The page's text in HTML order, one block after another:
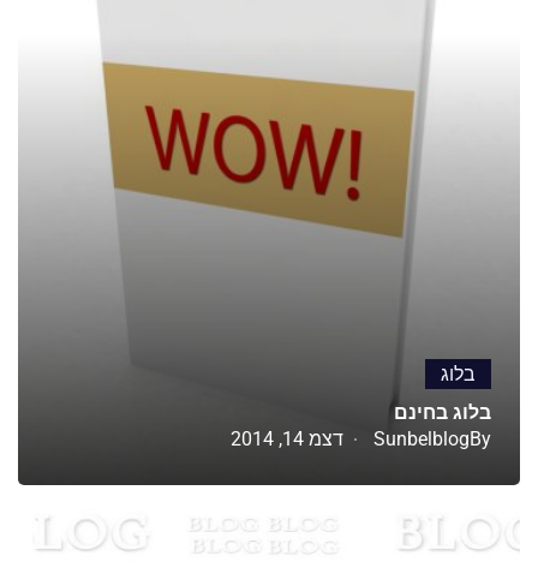
בלוג
בלוג בחינם
By
Sunbelblog דצמ 14, 2014